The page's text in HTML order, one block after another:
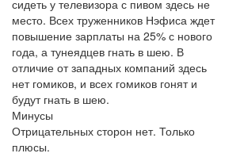
сидеть у телевизора с пивом здесь не
место. Всех труженников Нэфиса ждет
повышение зарплаты на 25% с нового
года, а тунеядцев гнать в шею. В
отличие от западных компаний здесь
нет гомиков, и всех гомиков гонят и
будут гнать в шею.
Минусы
Отрицательных сторон нет. Только
плюсы.